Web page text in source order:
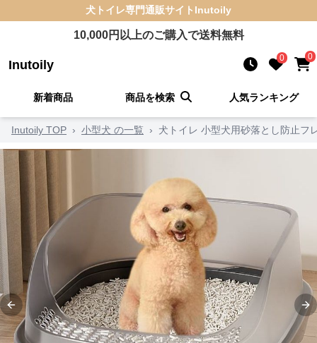
犬トイレ専門通販サイト Inutoily
10,000円以上のご購入で送料無料
Inutoily 0 0
新着商品 商品を検索 人気ランキング
Inutoily TOP › 小型犬 の一覧 › 犬トイレ 小型犬用砂落とし防止フ
Previous slide